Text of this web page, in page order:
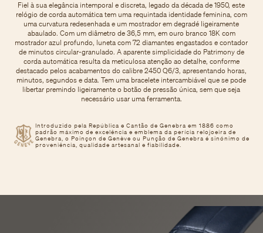
Introduzido pela República e Cantão de Genebra em 1886 como
padrão máximo de excelência e emblema da perícia relojoeira de
Genebra, o Poinçon de Genève ou Punção de Genebra é sinónimo de
proveniência, qualidade artesanal e fiabilidade.
Fiel à sua elegância intemporal e discreta, legado da década de 1950, este
relógio de corda automática tem uma requintada identidade feminina, com
uma curvatura redesenhada e um mostrador em degradé ligeiramente
abaulado. Com um diâmetro de 36,5 mm, em ouro branco 18K com
mostrador azul profundo, luneta com 72 diamantes engastados e contador
de minutos circular-granulado. A aparente simplicidade do Patrimony de
corda automática resulta da meticulosa atenção ao detalhe, conforme
destacado pelos acabamentos do calibre 2450 Q6/3, apresentando horas,
minutos, segundos e data. Tem uma bracelete intercambiável que se pode
libertar premindo ligeiramente o botão de pressão única, sem que seja
necessário usar uma ferramenta.